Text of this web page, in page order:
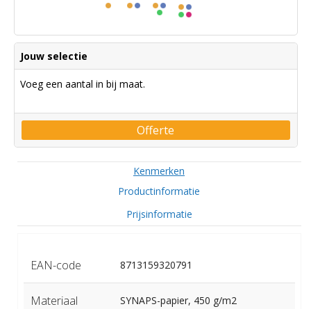
Jouw selectie
Voeg een aantal in bij maat.
Offerte
Kenmerken
Productinformatie
Prijsinformatie
EAN-code 8713159320791
Materiaal SYNAPS-papier, 450 g/m2